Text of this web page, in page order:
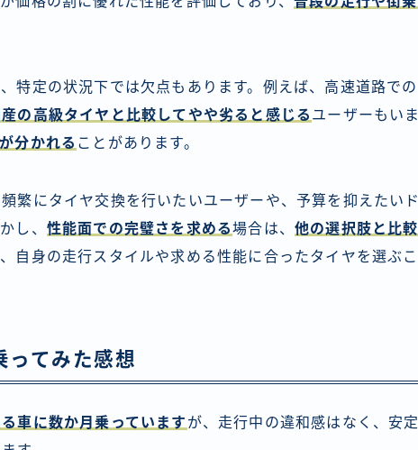
特定の状況下では欠点もあります。例えば、高速道路での
産の高級タイヤと比較してやや劣ると感じる ユーザーもいま
分かれる ことがあります。
繁にタイヤ交換を行いたいユーザーや、予算を抑えたいド
し、 性能面での完璧さを求める場合は、他の選択肢と比較
自身の走行スタイルや求める性能に合ったタイヤを選ぶこ
ってみた感想
車に数か月乗っています が、走行中の違和感はなく、安定